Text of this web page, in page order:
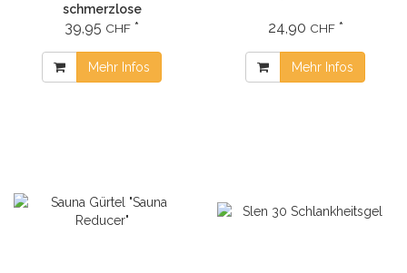
schmerzlose
Haarentfernung
39,95 CHF *
Mehr Infos
24,90 CHF*
Mehr Infos